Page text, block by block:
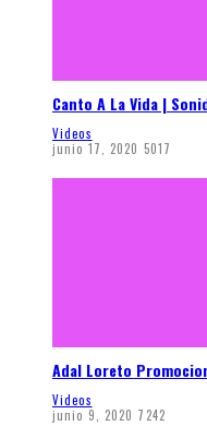
Canto A La Vida |
Videos
junio 17, 2020 5017
Adal Loreto
Videos
junio 9, 2020 7242